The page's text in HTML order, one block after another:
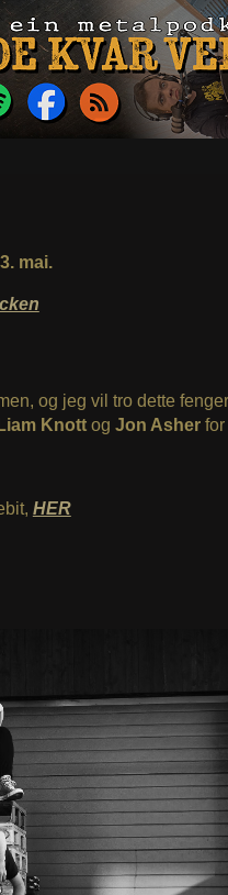
mai.
og jeg vil tro dette
Liam Knottog Jon Asherfor
HER